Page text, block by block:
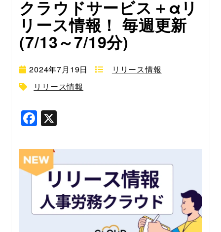
クラウドサービス＋αリ
リース情報！ 毎週更新
(7/13～7/19分)
2024年7月19日
リリース情報
リリース情報
F
a
c
e
b
o
o